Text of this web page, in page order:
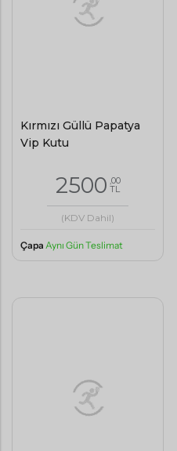
Kırmızı Güllü Papatya
Vip Kutu
2500 ,00
TL
(KDV Dahil)
Çapa Aynı Gün Teslimat